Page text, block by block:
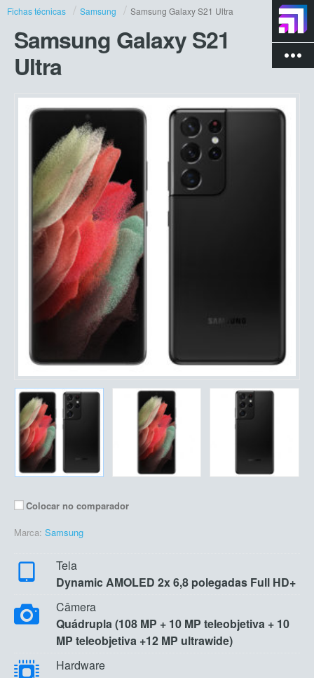
more_vert
Fichas técnicas Samsung Samsung Galaxy S21 Ultra
Samsung Galaxy S21
Ultra
Colocar no comparador
Marca: Samsung
Tela
Dynamic AMOLED 2x 6,8 polegadas Full HD+
Câmera
Quádrupla (108 MP + 10 MP teleobjetiva + 10
MP teleobjetiva +12 MP ultrawide)
Hardware